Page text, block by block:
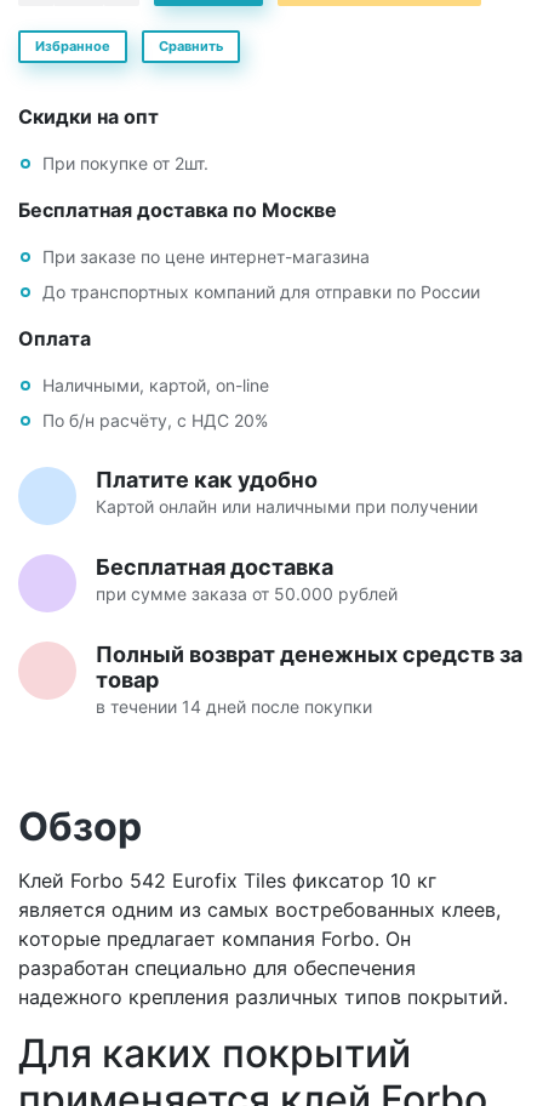
Избранное Сравнить
Скидки на опт
При покупке от 2шт.
Бесплатная доставка по Москве
При заказе по цене интернет-магазина
До транспортных компаний для отправки по России
Оплата
Наличными, картой, on-line
По б/н расчёту, с НДС 20%
Платите как удобно
Картой онлайн или наличными при получении
Бесплатная доставка
при сумме заказа от 50.000 рублей
Полный возврат денежных средств за
товар
в течении 14 дней после покупки
Обзор
Клей Forbo 542 Eurofix Tiles фиксатор 10 кг
является одним из самых востребованных клеев,
которые предлагает компания Forbo. Он
разработан специально для обеспечения
надежного крепления различных типов покрытий.
Для каких покрытий